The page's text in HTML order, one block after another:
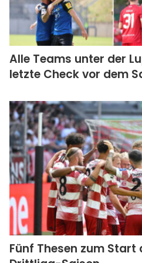
Alle Teams unter der
letzte Check vor dem
Fünf Thesen zum Start